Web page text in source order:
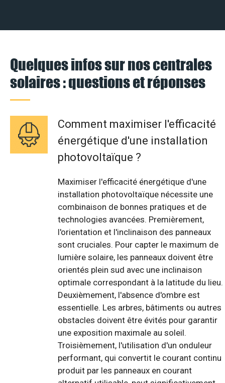
Quelques infos sur nos centrales
solaires : questions et réponses
Comment maximiser l'efficacité
énergétique d'une installation
photovoltaïque ?
Maximiser l'efficacité énergétique d'une
installation photovoltaïque nécessite une
combinaison de bonnes pratiques et de
technologies avancées. Premièrement,
l'orientation et l'inclinaison des panneaux
sont cruciales. Pour capter le maximum de
lumière solaire, les panneaux doivent être
orientés plein sud avec une inclinaison
optimale correspondant à la latitude du lieu.
Deuxièmement, l'absence d'ombre est
essentielle. Les arbres, bâtiments ou autres
obstacles doivent être évités pour garantir
une exposition maximale au soleil.
Troisièmement, l'utilisation d'un onduleur
performant, qui convertit le courant continu
produit par les panneaux en courant